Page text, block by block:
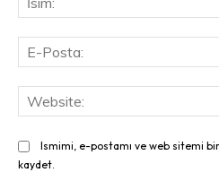
Ismimi, e-postamı ve web sitemi
kaydet.